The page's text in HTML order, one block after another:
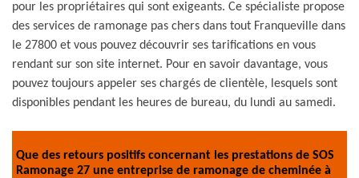
pour les propriétaires qui sont exigeants. Ce spécialiste propose
des services de ramonage pas chers dans tout Franqueville dans
le 27800 et vous pouvez découvrir ses tarifications en vous
rendant sur son site internet. Pour en savoir davantage, vous
pouvez toujours appeler ses chargés de clientèle, lesquels sont
disponibles pendant les heures de bureau, du lundi au samedi.
Que des retours positifs concernant les prestations de SOS
Ramonage 27 une entreprise de ramonage de cheminée à